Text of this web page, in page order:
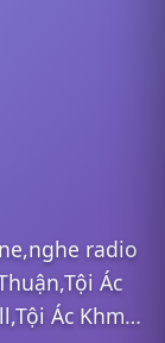
radio
Ác
Ác Khmer